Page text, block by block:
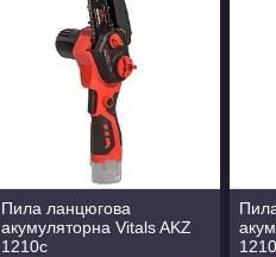
Пила ланцюгова
акумуляторна Vitals AKZ
1210c